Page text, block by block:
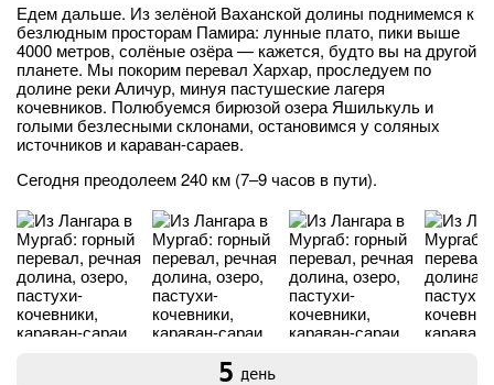
Едем дальше. Из зелёной Ваханской долины поднимемся к
безлюдным просторам Памира: лунные плато, пики выше
4000 метров, солёные озёра — кажется, будто вы на другой
планете. Мы покорим перевал Хархар, проследуем по
долине реки Аличур, минуя пастушеские лагеря
кочевников. Полюбуемся бирюзой озера Яшилькуль и
голыми безлесными склонами, остановимся у соляных
источников и караван-сараев.
Сегодня преодолеем 240 км (7–9 часов в пути).
5 день